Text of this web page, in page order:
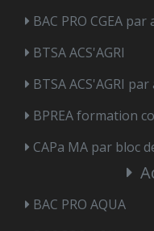
BAC PRO CGEA
BTSA ACS'AGRI
BTSA ACS'AGRI
BPREA formation
CAPa MA par bloc
BAC PRO AQUA